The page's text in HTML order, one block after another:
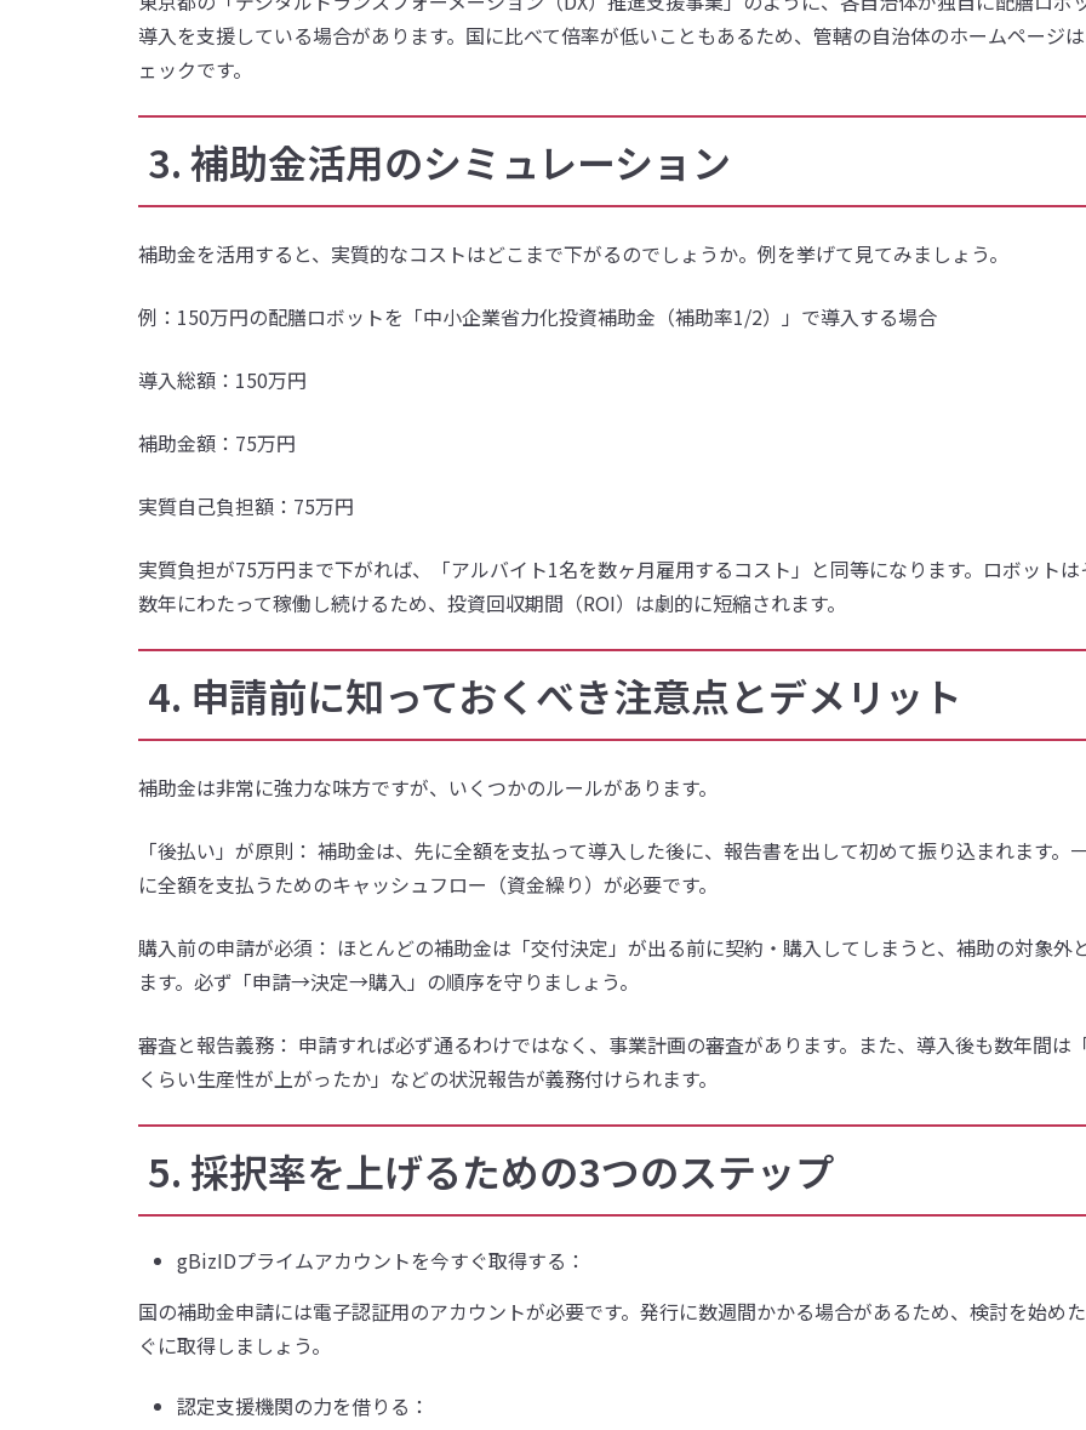
導入を支援している場合があります。国に比べて倍率が低いこともあるため、管轄の自治体のホームページ
ェックです。
3. 補助金活用のシミュレーション
補助金を活用すると、実質的なコストはどこまで下がるのでしょうか。例を挙げて見てみましょう。
例：150万円の配膳ロボットを「中小企業省力化投資補助金（補助率1/2）」で導入する場合
導入総額：150万円
補助金額：75万円
実質自己負担額：75万円
実質負担が75万円まで下がれば、「アルバイト1名を数ヶ月雇用するコスト」と同等になります。ロボット
数年にわたって稼働し続けるため、投資回収期間（ROI）は劇的に短縮されます。
4. 申請前に知っておくべき注意点とデメリット
補助金は非常に強力な味方ですが、いくつかのルールがあります。
「後払い」が原則： 補助金は、先に全額を支払って導入した後に、報告書を出して初めて振り込まれます。
に全額を支払うためのキャッシュフロー（資金繰り）が必要です。
購入前の申請が必須： ほとんどの補助金は「交付決定」が出る前に契約・購入してしまうと、補助の対象外
ます。必ず「申請→決定→購入」の順序を守りましょう。
審査と報告義務： 申請すれば必ず通るわけではなく、事業計画の審査があります。また、導入後も数年間は
くらい生産性が上がったか」などの状況報告が義務付けられます。
5. 採択率を上げるための3つのステップ
gBizIDプライムアカウントを今すぐ取得する：
国の補助金申請には電子認証用のアカウントが必要です。発行に数週間かかる場合があるため、検討を始め
ぐに取得しましょう。
認定支援機関の力を借りる：